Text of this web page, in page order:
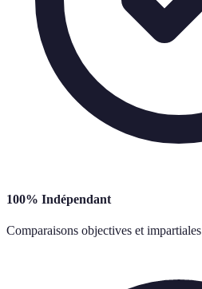
100% Indépendant
Comparaisons objectives et impartiales